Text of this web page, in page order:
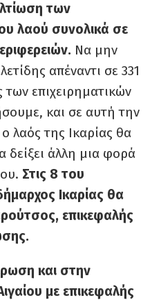
των
λαού συνολικά σε
Να μην
απέναντι σε 331
επιχειρηματικών
και σε αυτή την
λαός της Ικαρίας θα
δείξει άλλη μια φορά
Στις 8 του
Ικαρίας θα
επικεφαλής
και στην
με επικεφαλής